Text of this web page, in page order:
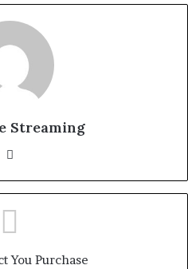
Streaming
You Purchase